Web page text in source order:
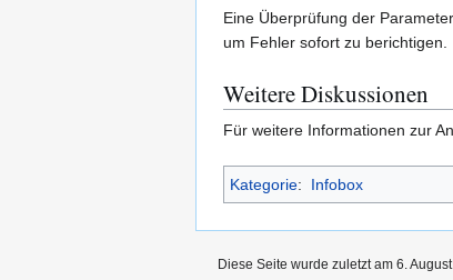
Eine Überprüfung der
um Fehler sofort zu berichtigen.
Weitere Diskussionen
Für weitere Informationen zur
Kategorie: Infobox
Diese Seite wurde zuletzt am 6.